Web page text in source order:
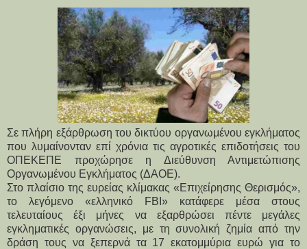
Σε πλήρη εξάρθρωση του δικτύου οργανωμένου εγκλήματος
που λυμαίνονταν επί χρόνια τις αγροτικές επιδοτήσεις του
ΟΠΕΚΕΠΕ προχώρησε η Διεύθυνση Αντιμετώπισης
Οργανωμένου Εγκλήματος (ΔΑΟΕ).
Στο πλαίσιο της ευρείας κλίμακας «Επιχείρησης Θερισμός»,
το λεγόμενο «ελληνικό FBI» κατάφερε μέσα στους
τελευταίους έξι μήνες να εξαρθρώσει πέντε μεγάλες
εγκληματικές οργανώσεις, με τη συνολική ζημία από την
δράση τους να ξεπερνά τα 17 εκατομμύρια ευρώ για το